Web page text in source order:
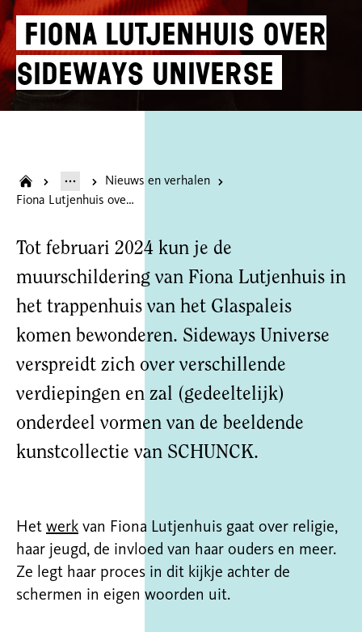
Fiona Lutjenhuis over
Sideways Universe
Nieuws en verhalen
Fiona Lutjenhuis over Sideways Universe
Tot februari 2024 kun je de
muurschildering van Fiona Lutjenhuis in
het trappenhuis van het Glaspaleis
komen bewonderen. Sideways Universe
verspreidt zich over verschillende
verdiepingen en zal (gedeeltelijk)
onderdeel vormen van de beeldende
kunstcollectie van SCHUNCK.
Het werk van Fiona Lutjenhuis gaat over religie,
haar jeugd, de invloed van haar ouders en meer.
Ze legt haar proces in dit kijkje achter de
schermen in eigen woorden uit.